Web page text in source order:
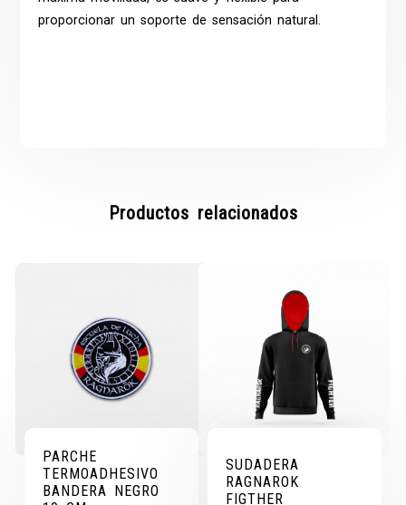
proporcionar un soporte de sensación natural.
Productos relacionados
PARCHE
TERMOADHESIVO
BANDERA NEGRO
SUDADERA
RAGNAROK
FIGTHER